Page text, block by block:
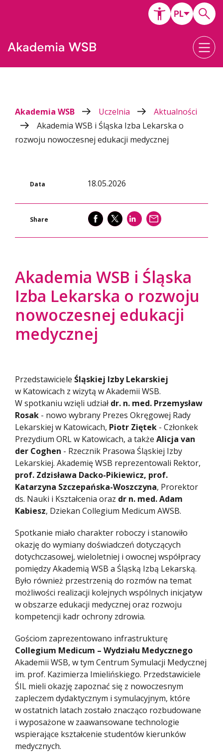
Akademia WSB Uczelnia
Aktualności
Akademia WSB i Śląska Izba Lekarska o
rozwoju nowoczesnej edukacji medycznej
Data 18.05.2026
Share SHARE SHARE SHARE
Akademia WSB i Śląska
Izba Lekarska o rozwoju
nowoczesnej edukacji
medycznej
Przedstawiciele Śląskiej Izby Lekarskiej
w Katowicach z wizytą w Akademii WSB.
W spotkaniu wzięli udział dr. n. med. Przemysław
Rosak - nowo wybrany Prezes Okręgowej Rady
Lekarskiej w Katowicach, Piotr Ziętek - Członkek
Prezydium ORL w Katowicach, a także Alicja van
der Coghen - Rzecznik Prasowa Śląskiej Izby
Lekarskiej. Akademię WSB reprezentowali Rektor,
prof. Zdzisława Dacko-Pikiewicz, prof.
Katarzyna Szczepańska-Woszczyna, Prorektor
ds. Nauki i Kształcenia oraz dr n. med. Adam
Kabiesz, Dziekan Collegium Medicum AWSB.
Spotkanie miało charakter roboczy i stanowiło
okazję do wymiany doświadczeń dotyczących
dotychczasowej, wieloletniej i owocnej współpracy
pomiędzy Akademią WSB a Śląską Izbą Lekarską.
Było również przestrzenią do rozmów na temat
możliwości realizacji kolejnych wspólnych inicjatyw
w obszarze edukacji medycznej oraz rozwoju
kompetencji kadr ochrony zdrowia.
Gościom zaprezentowano infrastrukturę
Collegium Medicum – Wydziału Medycznego
Akademii WSB, w tym Centrum Symulacji Medycznej
im. prof. Kazimierza Imielińskiego. Przedstawiciele
ŚIL mieli okazję zapoznać się z nowoczesnym
zapleczem dydaktycznym i symulacyjnym, które
w ostatnich latach zostało znacząco rozbudowane
i wyposażone w zaawansowane technologie
wspierające kształcenie studentów kierunków
medycznych.